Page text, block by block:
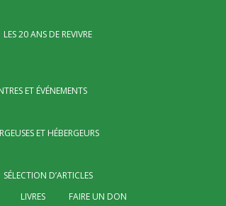
LES 20 ANS DE REVIVRE
ET ÉVÉNEMENTS
ET HÉBERGEURS
SÉLECTION D’ARTICLES
LIVRES FAIRE UN DON